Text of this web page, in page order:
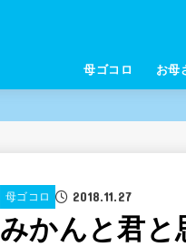
母ゴコロ お母
母ゴコロ 2018.11.27
みかんと君と